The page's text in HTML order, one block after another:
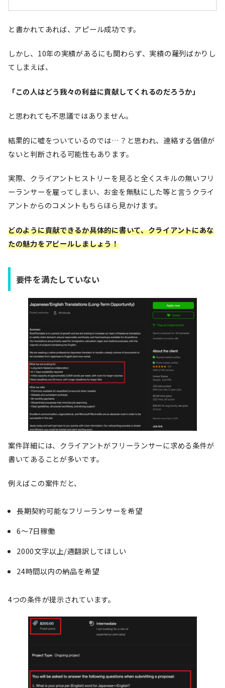
と書かれてあれば、アピール成功です。
しかし、10年の実績があるにも関わらず、実績の羅列ばかりし
てしまえば、
「この人はどう我々の利益に貢献してくれるのだろうか」
と思われても不思議ではありません。
結果的に嘘をついているのでは…？と思われ、連絡する価値が
ないと判断される可能性もあります。
実際、クライアントヒストリーを見ると全くスキルの無いフリ
ーランサーを雇ってしまい、お金を無駄にした等と言うクライ
アントからのコメントもちらほら見かけます。
どのように貢献できるか具体的に書いて、クライアントにあな
たの魅力をアピールしましょう！
要件を満たしていない
案件詳細には、クライアントがフリーランサーに求める条件が
書いてあることが多いです。
例えばこの案件だと、
長期契約可能なフリーランサーを希望
6～7日稼働
2000文字以上/週翻訳してほしい
24時間以内の納品を希望
4つの条件が提示されています。